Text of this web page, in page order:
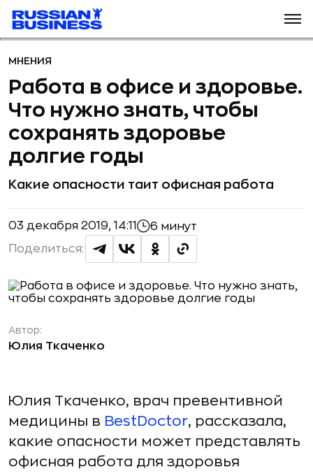
МНЕНИЯ
Работа в офисе и здоровье.
Что нужно знать, чтобы
сохранять здоровье
долгие годы
Какие опасности таит офисная работа
03 декабря 2019, 14:11 6 минут
Поделиться:
Автор:
Юлия Ткаченко
Юлия Ткаченко, врач превентивной
медицины в BestDoctor, рассказала,
какие опасности может представлять
офисная работа для здоровья